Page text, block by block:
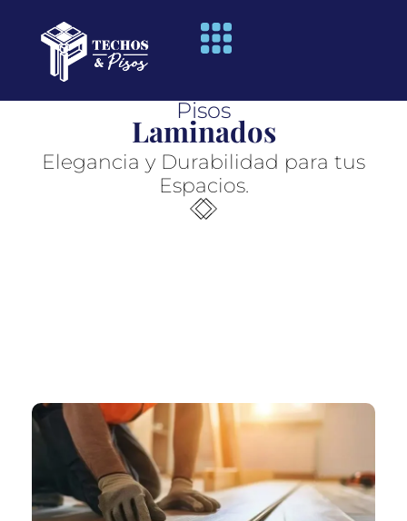
contenido
Pisos
Laminados
Elegancia y Durabilidad para tus
Espacios.